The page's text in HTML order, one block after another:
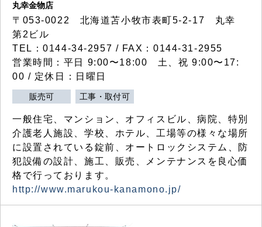
丸幸金物店
〒053-0022 北海道苫小牧市表町5-2-17 丸幸
第2ビル
TEL：0144-34-2957 / FAX：0144-31-2955
営業時間：平日 9:00〜18:00 土、祝 9:00〜17:
00 / 定休日：日曜日
販売可 工事・取付可
一般住宅、マンション、オフィスビル、病院、特別
介護老人施設、学校、ホテル、工場等の様々な場所
に設置されている錠前、オートロックシステム、防
犯設備の設計、施工、販売、メンテナンスを良心価
格で行っております。
http://www.marukou-kanamono.jp/